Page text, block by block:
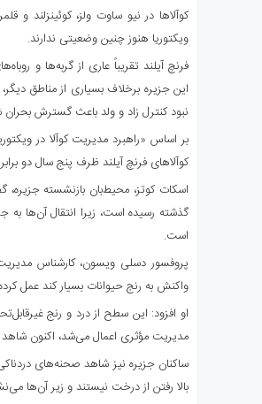
کوآلاها در نیو ساوت ولز، کوئینزلند
ویکتوریا هنوز چنین وضعیتی ندارند.
فرنچ آیلند تقریباً عاری از گربه‌ها و
این جزیره برخلاف بسیاری از مناطق
نبود کنترل زاد و ولد باعث گسترش
کوآلاهای فرنچ آیلند ظرف پنج سال دو
است.
پروفسور دسلی ویسون، کارشناس
واکنش به رنج حیوانات بسیار کند عمل
او افزود: این سطح از درد و رنج
مدیریت مؤثری اعمال می‌شد، اکنون شاهد
ساکنان جزیره نیز شاهد صحنه‌های
بالا رفتن از درخت نیستند و زیر آن‌ها